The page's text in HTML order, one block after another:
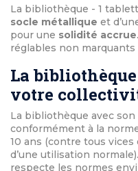
La bibliothèque - 1
socle métallique et
pour une solidité accrue
réglables non
La
votre
La bibliothèque avec
conformément à la
10 ans (contre tous
d’une utilisation
respecte les normes